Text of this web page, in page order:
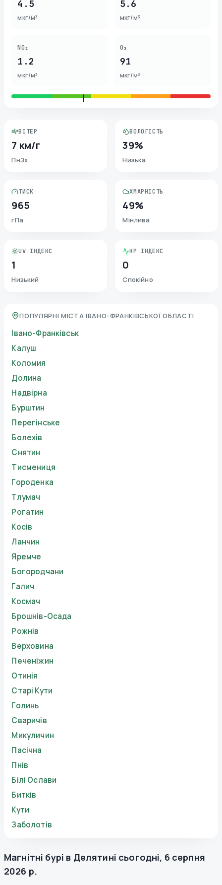
4.5
мкг/м³
5.6
мкг/м³
NO₂
1.2
мкг/м³
O₃
91
мкг/м³
ВІТЕР
7 км/г
ПнЗх
ВОЛОГІСТЬ
39%
Низька
ТИСК
965
гПа
ХМАРНІСТЬ
49%
Мінлива
UV ІНДЕКС
1
Низький
KP ІНДЕКС
0
Спокійно
ПОПУЛЯРНІ МІСТА ІВАНО-ФРАНКІВСЬКОЇ ОБЛАСТІ
Івано-Франківськ
Калуш
Коломия
Долина
Надвірна
Бурштин
Перегінське
Болехів
Снятин
Тисмениця
Городенка
Тлумач
Рогатин
Косів
Ланчин
Яремче
Богородчани
Галич
Космач
Брошнів-Осада
Рожнів
Верховина
Печеніжин
Отинія
Старі Кути
Голинь
Сваричів
Микуличин
Пасічна
Пнів
Білі Ослави
Битків
Кути
Заболотів
Магнітні бурі в Делятині сьогодні, 6 серпня
2026 р.